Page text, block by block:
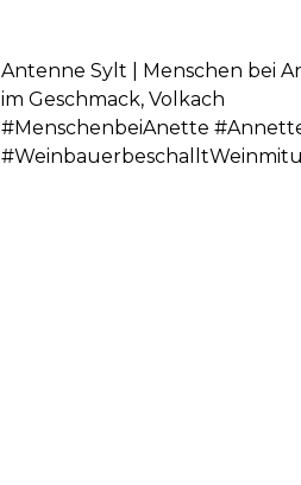
Antenne Sylt | Menschen bei
im Geschmack, Volkach
#MenschenbeiAnette